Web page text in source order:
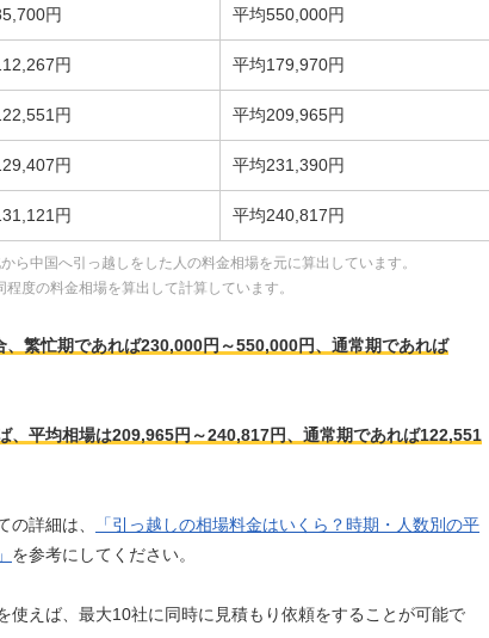
円 平均550,000円
円 平均179,970円
円 平均209,965円
円 平均231,390円
円 平均240,817円
中国へ引っ越しをした人の料金相場を元に算出しています。
度の料金相場を算出して計算しています。
繁忙期であれば230,000円～550,000円、通常期であれば
、平均相場は209,965円～240,817円、通常期であれば122,551
詳細は、
「引っ越しの相場料金はいくら？時期・人数別の平
を参考にしてください。
使えば、最大10社に同時に見積もり依頼をすることが可能で